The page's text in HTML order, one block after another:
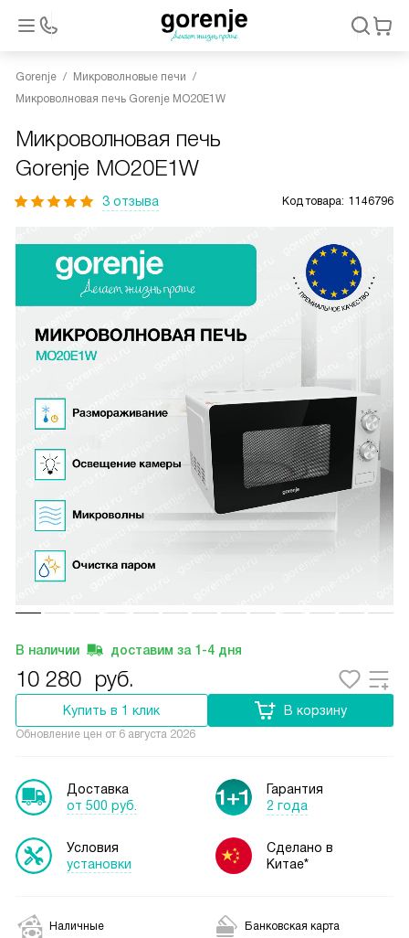
Gorenje
Микроволновые печи
Микроволновая печь Gorenje MO20E1W
Микроволновая печь
Gorenje MO20E1W
3 отзыва Код товара: 1146796
В наличии доставим за 1-4 дня
10 280 руб.
Купить в 1 клик В корзину
Обновление цен от 6 августа 2026
Доставка
от 500 руб.
Условия
установки
Гарантия
2 года
Сделано в
Китае*
Наличные Банковская карта